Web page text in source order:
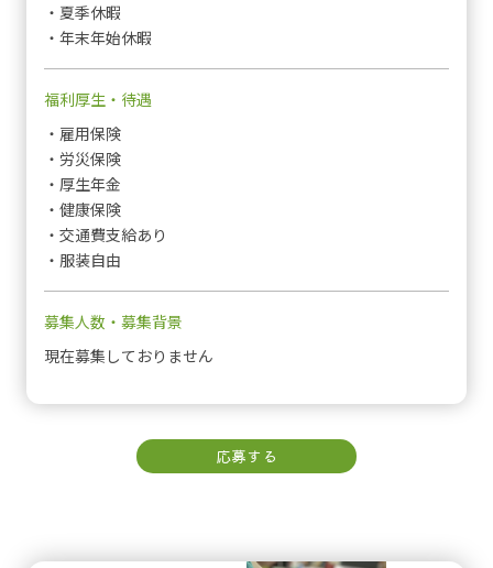
・夏季休暇
・年末年始休暇
福利厚生・待遇
・雇用保険
・労災保険
・厚生年金
・健康保険
・交通費支給あり
・服装自由
募集人数・募集背景
現在募集しておりません
応募する